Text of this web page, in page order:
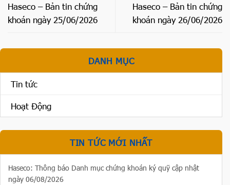
Haseco – Bản tin chứng
khoán ngày 25/06/2026
Haseco – Bản tin chứng
khoán ngày 26/06/2026
DANH MỤC
Tin tức
Hoạt Động
TIN TỨC MỚI NHẤT
Haseco: Thông báo Danh mục chứng khoán ký quỹ cập nhật
ngày 06/08/2026